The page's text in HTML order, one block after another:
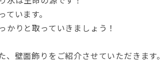
います。
りと取っていきましょう！
壁面飾りをご紹介させていただきます。